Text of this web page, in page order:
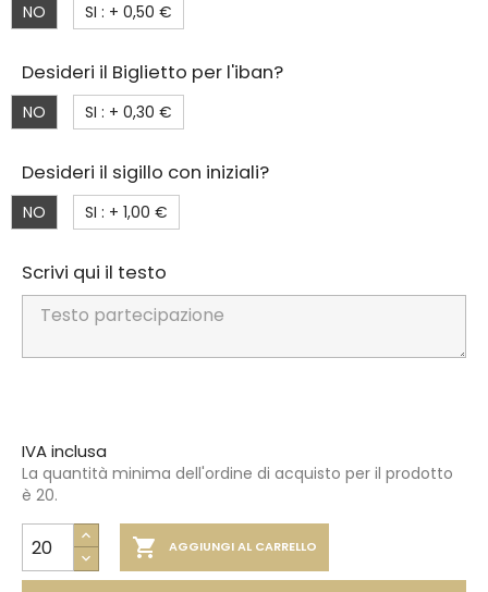
NO SI : + 0,50 €
Desideri il Biglietto per l'iban?
NO SI : + 0,30 €
Desideri il sigillo con iniziali?
NO SI : + 1,00 €
Scrivi qui il testo
 AGGIUNGI AL CARRELLO
IVA inclusa
La quantità minima dell'ordine di acquisto per il prodotto
è 20.